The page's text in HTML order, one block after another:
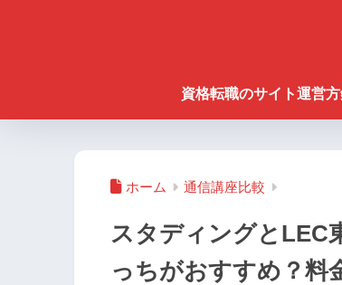
資格転職のサイト運営
ホーム 通信講座比較
スタディングとLEC
っちがおすすめ？料